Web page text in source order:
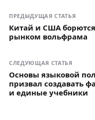
ПРЕДЫДУЩАЯ СТАТЬЯ
Китай и США
рынком вольфрама
СЛЕДУЮЩАЯ СТАТЬЯ
Основы языковой
призвал создавать
и единые учебники